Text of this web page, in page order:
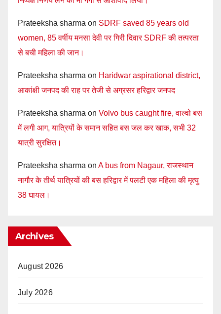
Prateeksha sharma on SDRF saved 85 years old
women, 85 वर्षीय मनसा देवी पर गिरी दिवार SDRF की तत्परता
से बची महिला की जान।
Prateeksha sharma on Haridwar aspirational district,
आकांक्षी जनपद की राह पर तेजी से अग्रसर हरिद्वार जनपद
Prateeksha sharma on Volvo bus caught fire, वाल्वो बस
में लगी आग, यात्रियों के समान सहित बस जल कर खाक, सभी 32
यात्री सुरक्षित।
Prateeksha sharma on A bus from Nagaur, राजस्थान
नागौर के तीर्थ यात्रियों की बस हरिद्वार में पलटी एक महिला की मृत्यु
38 घायल।
Archives
August 2026
July 2026